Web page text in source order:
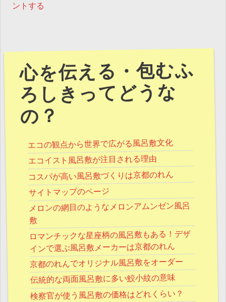
ントする
心を伝える・包むふ
ろしきってどうな
の？
エコの観点から世界で広がる風呂敷文化
エコイスト風呂敷が注目される理由
コスパが高い風呂敷づくりは京都のれん
サイトマップのページ
メロンの網目のようなメロンアムンゼン風呂
敷
ロマンチックな星座柄の風呂敷もある！デザ
インで選ぶ風呂敷メーカーは京都のれん
京都のれんでオリジナル風呂敷をオーダー
伝統的な両面風呂敷に多い鮫小紋の意味
検察官が使う風呂敷の価格はどれくらい？